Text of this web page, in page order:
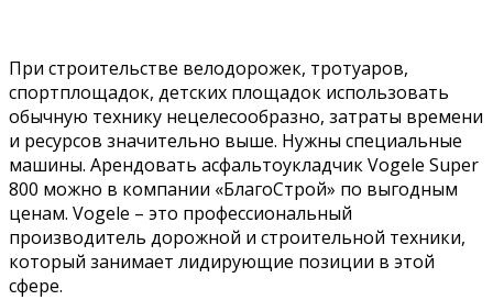
При строительстве велодорожек, тротуаров,
спортплощадок, детских площадок использовать
обычную технику нецелесообразно, затраты времени
и ресурсов значительно выше. Нужны специальные
машины. Арендовать асфальтоукладчик Vogele Super
800 можно в компании «БлагоСтрой» по выгодным
ценам. Vogele – это профессиональный
производитель дорожной и строительной техники,
который занимает лидирующие позиции в этой
сфере.